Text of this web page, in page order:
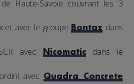
Haute-Savoie couvrant les 3
avec le groupeBontaz dans
avec
Nicomaticdans le
avecQuadra Concrete